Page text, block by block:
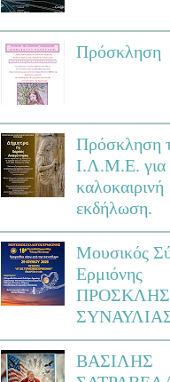
Πρόσκληση
Πρόσκληση
Ι.Λ.Μ.Ε. για
καλοκαιρινή
εκδήλωση.
Μουσικός
Ερμιόνης
ΒΑΣΙΛΗΣ